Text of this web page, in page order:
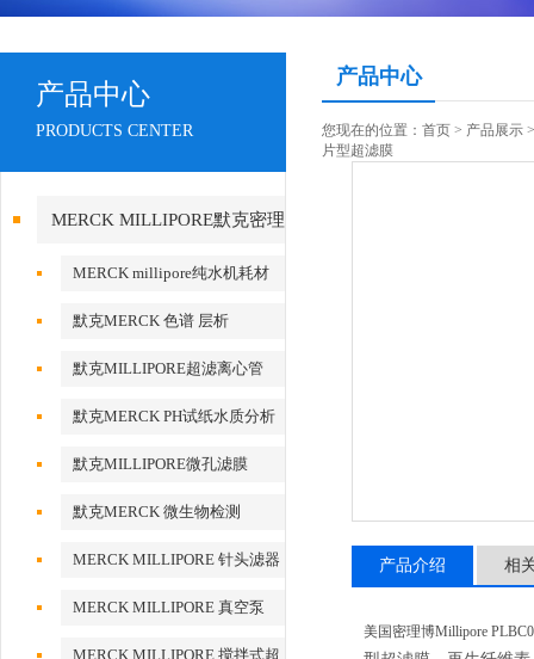
产品中心
PRODUCTS CENTER
MERCK MILLIPORE默克密理
博产品MERCK millipore纯水机耗材
默克MERCK 色谱 层析
默克MILLIPORE超滤离心管
默克MERCK PH试纸水质分析
默克MILLIPORE微孔滤膜
默克MERCK 微生物检测
MERCK MILLIPORE 针头滤器
MERCK MILLIPORE 真空泵
MERCK MILLIPORE 搅拌式超
产品中心
您现在的位置： 首页 > 产品展示
片型超滤膜
产品介绍 相
美国密理博Millipore